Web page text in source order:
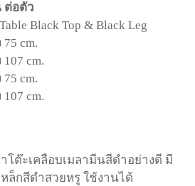
ต่อตัว
Black Top & Black Leg
75 cm.
107 cm.
75 cm.
107 cm.
โต๊ะเคลือบเมลามีนสีดำอย่างดี มี
ล็กสีดำสวยหรู ใช้งานได้